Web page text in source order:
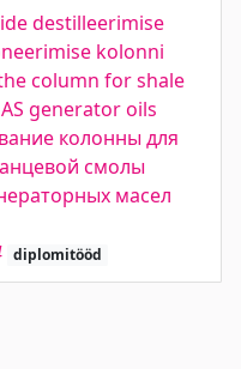
destilleerimise
kolonni
column for shale
generator oils
колонны для
смолы
масел
diplomitööd